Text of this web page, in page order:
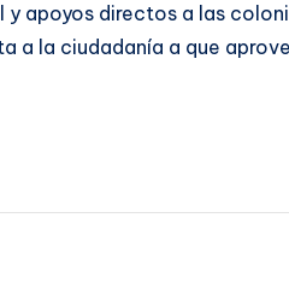
apoyos directos a las
a la ciudadanía a que